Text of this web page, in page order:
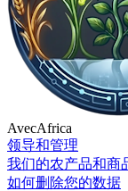
AvecAfrica
领导和管理
我们的农产品和商
如何删除您的数据